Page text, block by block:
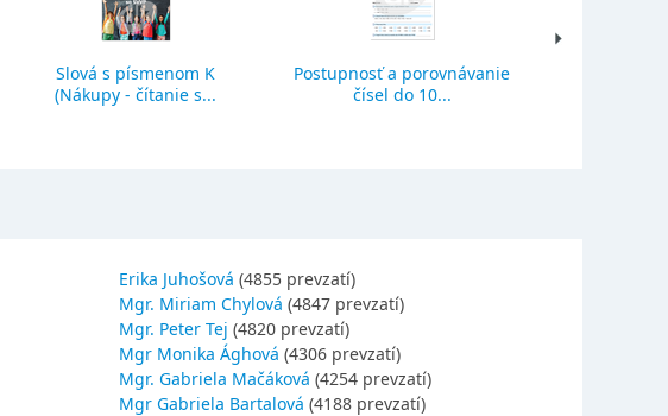
Slová s písmenom K
(Nákupy - čítanie s...
Postupnosť a porovnávanie
čísel do 10...
Erika Juhošová (4855 prevzatí)
Mgr. Miriam Chylová (4847 prevzatí)
Mgr. Peter Tej (4820 prevzatí)
Mgr Monika Ághová (4306 prevzatí)
Mgr. Gabriela Mačáková (4254 prevzatí)
Mgr Gabriela Bartalová (4188 prevzatí)